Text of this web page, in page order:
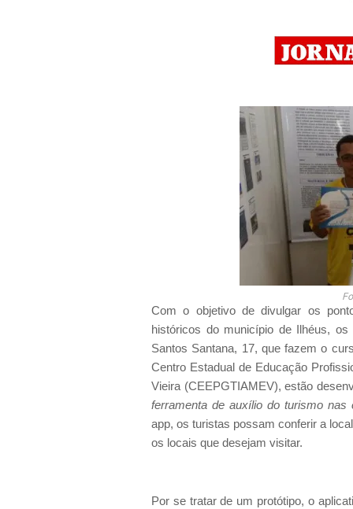
Com o objetivo de divulgar os
históricos do município de Ilhéus,
Santos Santana, 17, que fazem o
Centro Estadual de Educação
Vieira (CEEPGTIAMEV), estão
ferramenta de auxílio do turismo nas
app, os turistas possam conferir a
os locais que desejam visitar.
Por se tratar de um protótipo, o